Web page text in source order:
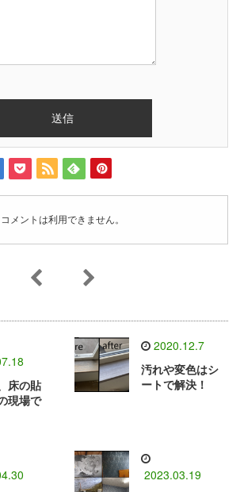
コメントは利用できません。
床の貼
現場で
2020.12.7
汚れや変色はシ
ートで解決！
2023.03.19